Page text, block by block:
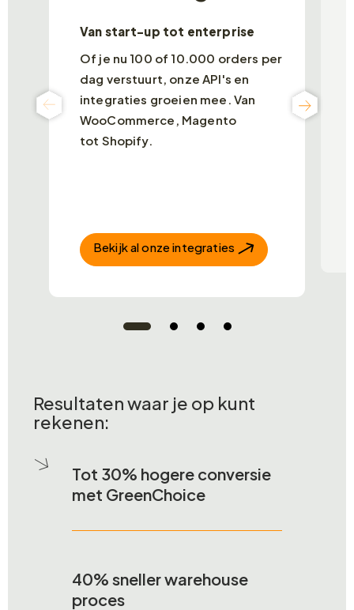
Van start-up tot enterprise
Of je nu 100 of 10.000 orders per
dag verstuurt, onze API's en
integraties groeien mee. Van
WooCommerce, Magento
tot Shopify.
Bekijk al onze integraties
Resultaten waar je op kunt
rekenen:
Tot 30% hogere conversie
met GreenChoice
40% sneller warehouse
proces